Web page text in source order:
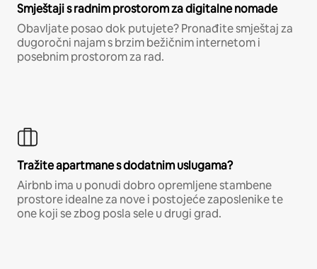
Smještaji s radnim prostorom za digitalne nomade
Obavljate posao dok putujete? Pronađite smještaj za
dugoročni najam s brzim bežičnim internetom i
posebnim prostorom za rad.
Tražite apartmane s dodatnim uslugama?
Airbnb ima u ponudi dobro opremljene stambene
prostore idealne za nove i postojeće zaposlenike te
one koji se zbog posla sele u drugi grad.